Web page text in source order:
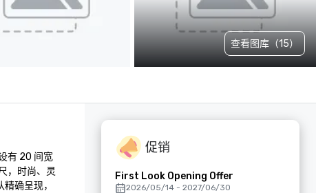
查看图库（15）
有 20 间宽
，时尚、灵
确呈现，
促销
First Look Opening Offer
2026/05/14 - 2027/06/30